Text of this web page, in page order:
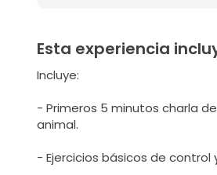
Esta experiencia
Incluye:
- Primeros 5 minutos charla
animal.
- Ejercicios básicos de